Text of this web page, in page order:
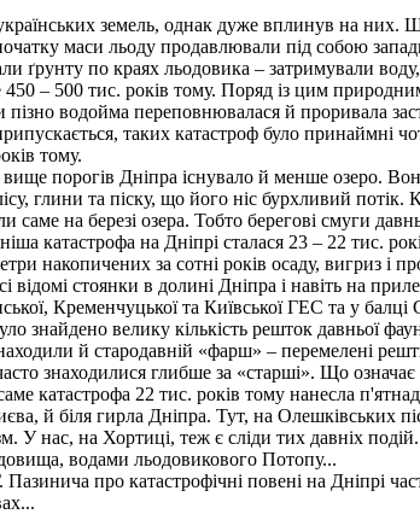
земель, однак дуже вплинув на них.
маси льоду продавлювали під собою
ґрунту по краях льодовика – затримували
450 – 500 тис. років тому. Поряд із цим
водойма переповнювалася й проривала
таких катастроф було принаймні
тому.
вище порогів Дніпра існувало й менше озеро.
глини та піску, що його ніс бурхливий
на березі озера. Тобто берегові смуги
катастрофа на Дніпрі сталася 23 – 22 тис.
накопичених за сотні років осаду, вигриз і
стоянки в долині Дніпра і навіть на
Кременчуцької та Київської ГЕС та у
знайдено велику кількість решток давньої
й стародавній «фарш» – перемелені
знаходилися глибше за «старші». Що означає
катастрофа 22 тис. років тому нанесла
й біля гирла Дніпра. Тут, на Олешківських
У нас, на Хортиці, теж є сліди тих давніх
водами льодовикового Потопу...
про катастрофічні повені на Дніпрі